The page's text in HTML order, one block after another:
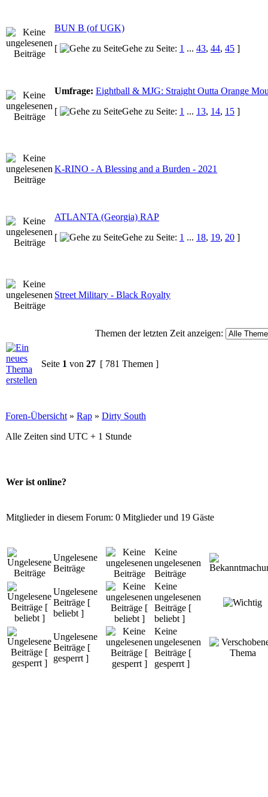
BUN B (of UGK)
[
Gehe zu Seite: 1 ... 43, 44, 45 ]
Umfrage: Eightball & MJG: Straight Outta Orange
[
Gehe zu Seite: 1 ... 13, 14, 15 ]
K-RINO - A Blessing and a Burden - 2021
ATLANTA (Georgia) RAP
[
Gehe zu Seite: 1 ... 18, 19, 20 ]
Street Military - Black Royalty
Themen der letzten Zeit anzeigen:
Seite 1 von 27 [ 781 Themen ]
Foren-Übersicht » Rap » Dirty South
Alle Zeiten sind UTC + 1 Stunde
Wer ist online?
Mitglieder in diesem Forum: 0 Mitglieder und 19 Gäste
Ungelesene
Beiträge
Keine
ungelesenen
Beiträge
Ungelesene
Beiträge [
beliebt ]
Keine
ungelesenen
Beiträge [
beliebt ]
Ungelesene
Beiträge [
gesperrt ]
Keine
ungelesenen
Beiträge [
gesperrt ]